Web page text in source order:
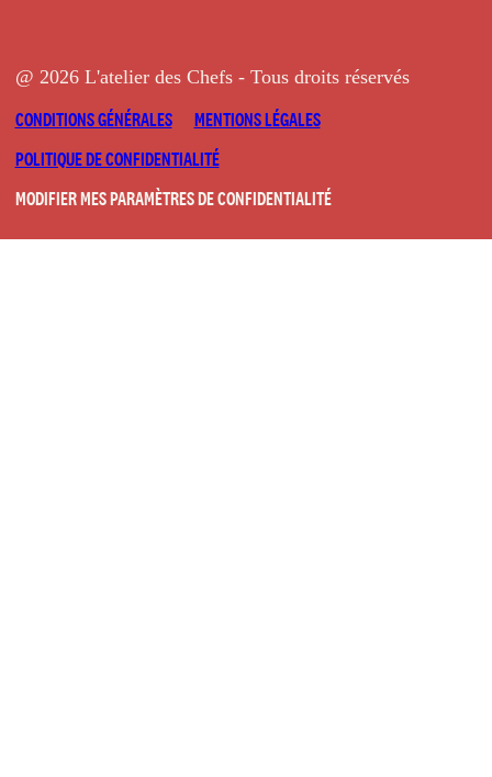
@ 2026 L'atelier des Chefs - Tous droits réservés
CONDITIONS GÉNÉRALES
MENTIONS LÉGALES
POLITIQUE DE CONFIDENTIALITÉ
MODIFIER MES PARAMÈTRES DE CONFIDENTIALITÉ